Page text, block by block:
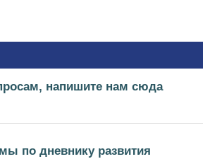
напишите нам сюда
по дневнику развития